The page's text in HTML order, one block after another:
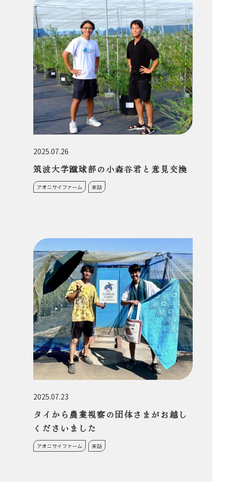
2025.07.26
筑波大学蹴球部の小森谷君と意見交換
アオニサイファーム 来訪
2025.07.23
タイから農業視察の団体さまがお越し
くださいました
アオニサイファーム 来訪